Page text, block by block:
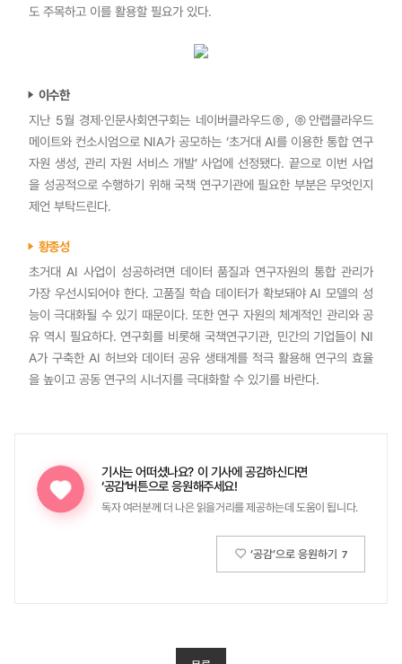
도 주목하고 이를 활용할 필요가 있다.
이수한
지난 5월 경제·인문사회연구회는 네이버클라우드㈜, ㈜안랩클라우드
메이트와 컨소시엄으로 NIA가 공모하는 ‘초거대 AI를 이용한 통합 연구
자원 생성, 관리 자원 서비스 개발’ 사업에 선정됐다. 끝으로 이번 사업
을 성공적으로 수행하기 위해 국책 연구기관에 필요한 부분은 무엇인지
제언 부탁드린다.
황종성
초거대 AI 사업이 성공하려면 데이터 품질과 연구자원의 통합 관리가
가장 우선시되어야 한다. 고품질 학습 데이터가 확보돼야 AI 모델의 성
능이 극대화될 수 있기 때문이다. 또한 연구 자원의 체계적인 관리와 공
유 역시 필요하다. 연구회를 비롯해 국책연구기관, 민간의 기업들이 NI
A가 구축한 AI 허브와 데이터 공유 생태계를 적극 활용해 연구의 효율
을 높이고 공동 연구의 시너지를 극대화할 수 있기를 바란다.
기사는 어떠셨나요? 이 기사에 공감하신다면
‘공감’버튼으로 응원해주세요!
독자 여러분께 더 나은 읽을거리를 제공하는데 도움이 됩니다.
‘공감’으로 응원하기 7